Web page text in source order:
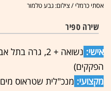
אסתי כרמלי / צילום: גבע טלמור
שירה ספיר
אישי:
נשואה + 2, גרה
הפקקים)
מקצועי: מנכ"לית שטראוס מים